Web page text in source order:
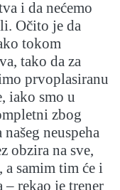
i da nećemo
Očito je da
tokom
tako da za
prvoplasiranu
iako smo u
zbog
neuspeha
obzira na sve,
samim tim će i
rekao je trener